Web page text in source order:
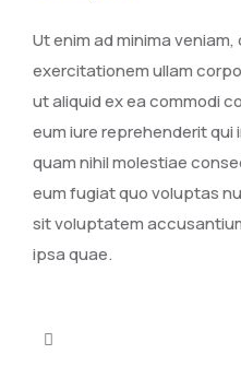
Ut enim ad minima
exercitationem ullam
ut aliquid ex ea commodi
eum iure reprehenderit
quam nihil molestiae
eum fugiat quo voluptas
sit voluptatem
ipsa quae.